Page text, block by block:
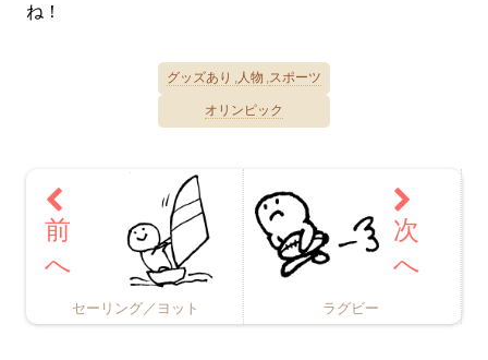
ね！
グッズあり 人物 スポーツ
オリンピック
セーリング／ヨット ラグビー